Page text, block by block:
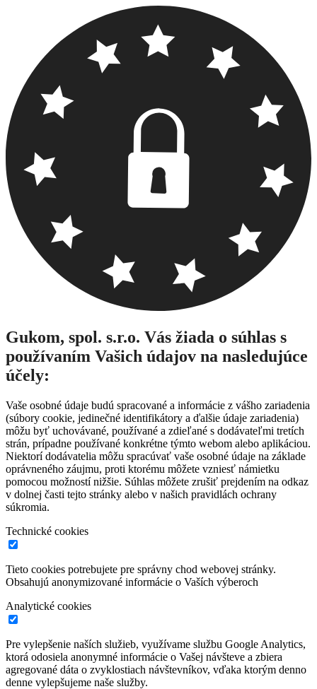
Gukom, spol. s.r.o. Vás žiada o súhlas s
používaním Vašich údajov na nasledujúce
účely:
Vaše osobné údaje budú spracované a informácie z vášho zariadenia
(súbory cookie, jedinečné identifikátory a ďalšie údaje zariadenia)
môžu byť uchovávané, používané a zdieľané s dodávateľmi tretích
strán, prípadne používané konkrétne týmto webom alebo aplikáciou.
Niektorí dodávatelia môžu spracúvať vaše osobné údaje na základe
oprávneného záujmu, proti ktorému môžete vzniesť námietku
pomocou možností nižšie. Súhlas môžete zrušiť prejdením na odkaz
v dolnej časti tejto stránky alebo v našich pravidlách ochrany
súkromia.
Technické cookies
Tieto cookies potrebujete pre správny chod webovej stránky.
Obsahujú anonymizované informácie o Vaších výberoch
Analytické cookies
Pre vylepšenie naších služieb, využívame službu Google Analytics,
ktorá odosiela anonymné informácie o Vašej návšteve a zbiera
agregované dáta o zvyklostiach návštevníkov, vďaka ktorým denno
denne vylepšujeme naše služby.